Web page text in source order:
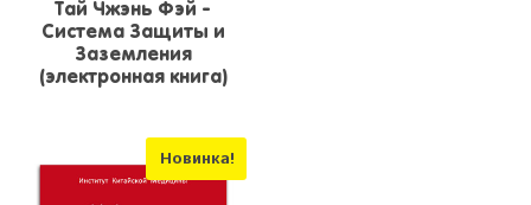
Тай Чжэнь Фэй -
Система Защиты и
Заземления
(электронная книга)
Новинка!